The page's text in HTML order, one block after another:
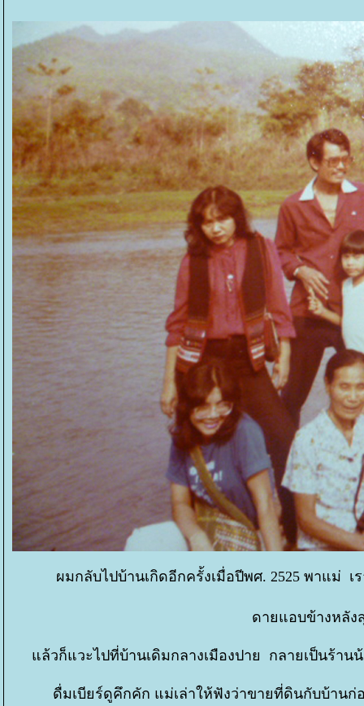
ผมกลับไปบ้านเกิดอีกครั้งเมื่อปีพศ. 2525 พาแม่
ดายแอบข้างหลั
ล้วก็แวะไปที่บ้านเดิมกลางเมืองปาย กลายเป็นร้าน
ดื่มเบียร์ดูคึกคัก แม่เล่าให้ฟังว่าขายที่ดินกับบ้าน